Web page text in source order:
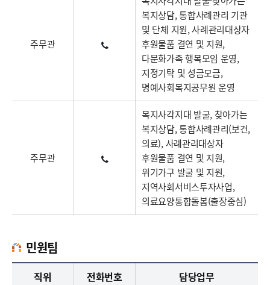
주무관
복지상담, 통합사례관리 기관
및 단체 지원, 사례관리대상자
후원물품 결연 및 지원,
다문화가족 행복모임 운영,
지정기탁 및 성금모금,
명예사회복지공무원 운영
주무관
복지사각지대 발굴, 찾아가는
복지상담, 통합사례관리(보건,
의료), 사례관리대상자
후원물품 결연 및 지원,
위기가구 발굴 및 지원,
지역사회서비스투자사업,
의료요양통합돌봄(출장중심)
민원팀
민원팀업무담당자의 정보로 직급, 전화번호, 담당업무를 안내하고 있습니다
직위 전화번호 담당업무